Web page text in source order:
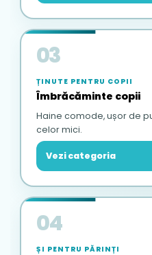
03
ȚINUTE PENTRU COPII
Îmbrăcăminte copii
Haine comode, ușor de
celor mici.
Vezi categoria
04
ȘI PENTRU PĂRINȚI